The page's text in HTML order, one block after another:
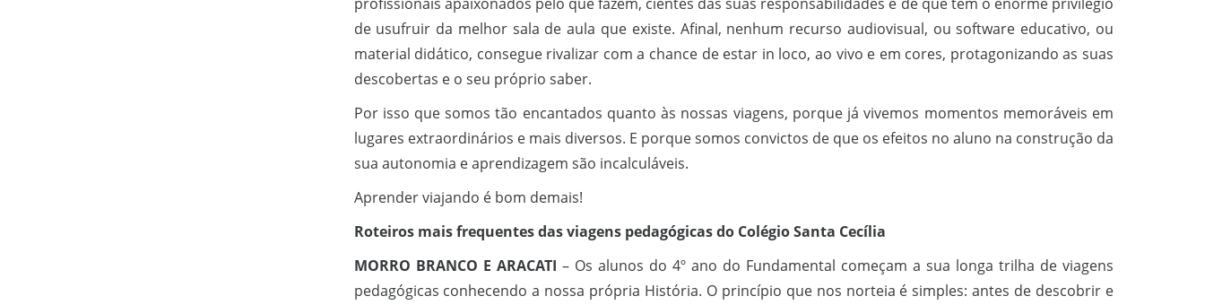
de usufruir da melhor sala de aula que existe. Afinal, nenhum recurso audiovisual, ou software educativo, ou
material didático, consegue rivalizar com a chance de estar in loco, ao vivo e em cores, protagonizando as suas
descobertas e o seu próprio saber.
Por isso que somos tão encantados quanto às nossas viagens, porque já vivemos momentos memoráveis em
lugares extraordinários e mais diversos. E porque somos convictos de que os efeitos no aluno na construção da
sua autonomia e aprendizagem são incalculáveis.
Aprender viajando é bom demais!
Roteiros mais frequentes das viagens pedagógicas do Colégio Santa Cecília
MORRO BRANCO E ARACATI – Os alunos do 4º ano do Fundamental começam a sua longa trilha de viagens
pedagógicas conhecendo a nossa própria História. O princípio que nos norteia é simples: antes de descobrir e